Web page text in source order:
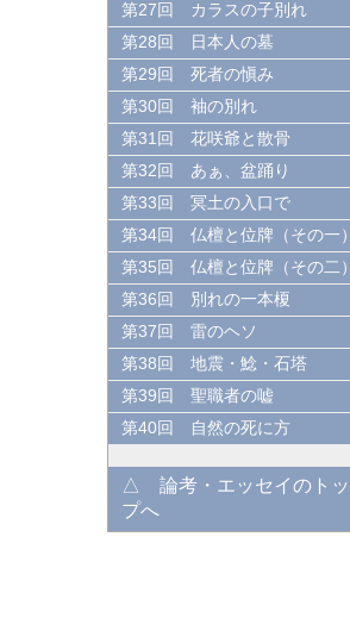
第27回 カラスの子別れ
第28回 日本人の墓
第29回 死者の愼み
第30回 袖の別れ
第31回 花咲爺と散骨
第32回 あぁ、盆踊り
第33回 冥土の入口で
第34回 仏檀と位牌（その一）
第35回 仏檀と位牌（その二）
第36回 別れの一本榎
第37回 雷のヘソ
第38回 地震・鯰・石塔
第39回 聖職者の嘘
第40回 自然の死に方
△ 論考・エッセイのトッ
プへ